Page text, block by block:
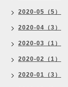
2020-05（5）
2020-04（3）
2020-03（1）
2020-02（1）
2020-01（3）